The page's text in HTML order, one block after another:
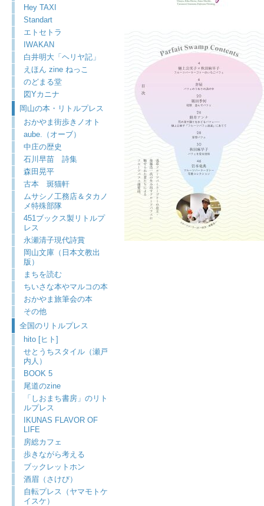
Hey TAXI
Standart
エトセトラ
IWAKAN
白井明大「ヘリヤ記」
えほん zine ねっこ
のどまる堂
図Yカニナ
岡山の本・リトルプレス
おかやま街歩きノオト
aube.（オーブ）
中庄の歴史
石川早苗 詩集
森田晃平
古本 斑猫軒
ムサシノ工務店＆タカノ
メ特殊部隊
451ブックス製リトルプ
レス
永瀬清子現代詩賞
岡山文庫（日本文教出
版）
まちを読む
ちいさな本やマルコの本
おかやま旅筆会の本
その他
全国のリトルプレス
hito [ヒト]
せとうちスタイル（瀬戸
内人）
BOOK 5
尾道のzine
「しおまち書房」のリト
ルプレス
IKUNAS FLAVOR OF
LIFE
房総カフェ
歩きながら考える
ブックレットホン
酒眉（さけび）
自転プレス（ヤマモトケ
イスケ）